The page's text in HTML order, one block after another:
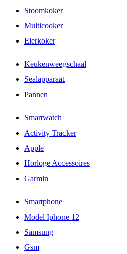
Stoomkoker
Multicooker
Eierkoker
Keukenweegschaal
Sealapparaat
Pannen
Smartwatch
Activity Tracker
Apple
Horloge Accessoires
Garmin
Smartphone
Model Iphone 12
Samsung
Gsm